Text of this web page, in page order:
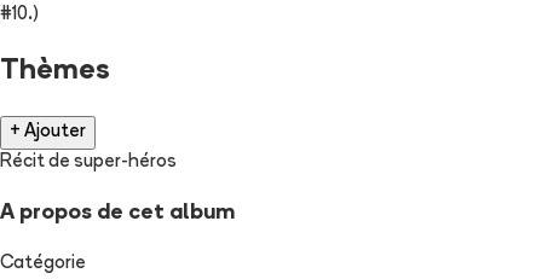
#10.)
Thèmes
+ Ajouter
Récit de super-héros
A propos de cet album
Catégorie